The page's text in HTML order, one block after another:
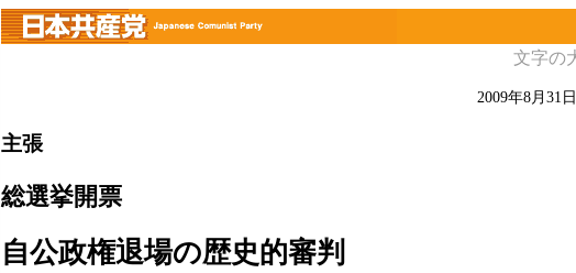
文字の
2009年8月31
主張
総選挙開票
自公政権退場の歴史的審判